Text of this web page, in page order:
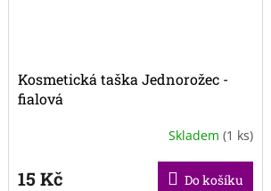
Kosmetická taška Jednorožec -
fialová
Skladem (1 ks)
15 Kč Do košíku